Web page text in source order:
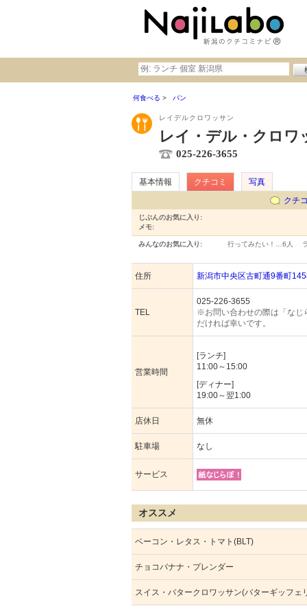
何食べる パン
レイデルクロワッサン
レイ・デル・クロワ
025-226-3655
基本情報 クチコミ
写真
クチ
じぶんのお気に入り:
メモ:
みんなのお気に入り: 行ってみたい！… 6人
住所 新潟市中央区古町通9番町
TEL
025-226-3655
※お問い合わせの際は「なじ
だければ幸いです。
営業時間
[ランチ]
11:00～15:00
[ディナー]
19:00～翌1:00
店休日 無休
駐車場 なし
サービス
オススメ
ベーコン・レタス・トマト(BLT)
チョコバナナ・プレンダー
スイス・バタークロワッサン(バターギッフェ